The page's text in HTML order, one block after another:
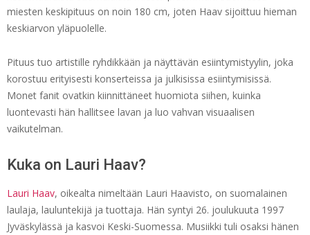
miesten keskipituus on noin 180 cm, joten Haav sijoittuu hieman
keskiarvon yläpuolelle.
Pituus tuo artistille ryhdikkään ja näyttävän esiintymistyylin, joka
korostuu erityisesti konserteissa ja julkisissa esiintymisissä.
Monet fanit ovatkin kiinnittäneet huomiota siihen, kuinka
luontevasti hän hallitsee lavan ja luo vahvan visuaalisen
vaikutelman.
Kuka on Lauri Haav?
Lauri Haav, oikealta nimeltään Lauri Haavisto, on suomalainen
laulaja, lauluntekijä ja tuottaja. Hän syntyi 26. joulukuuta 1997
Jyväskylässä ja kasvoi Keski-Suomessa. Musiikki tuli osaksi hänen